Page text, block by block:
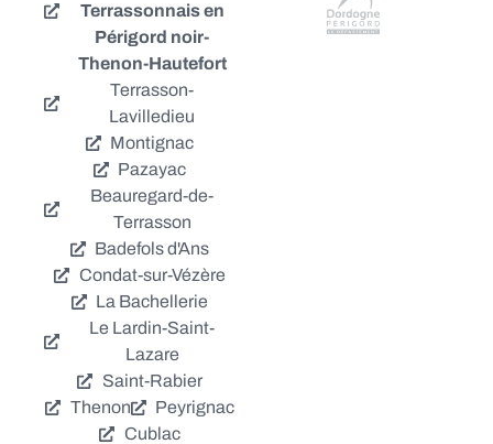
Terrassonnais en
Périgord noir-
Thenon-Hautefort
Terrasson-
Lavilledieu
Montignac
Pazayac
Beauregard-de-
Terrasson
Badefols d'Ans
Condat-sur-Vézère
La Bachellerie
Le Lardin-Saint-
Lazare
Saint-Rabier
Thenon
Peyrignac
Cublac